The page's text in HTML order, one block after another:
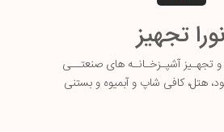
نورا تجهیز
تجهـیز آشپـزخـانـه های صنعتــی
هتل، کافی شاپ و آبمیوه و بستنی